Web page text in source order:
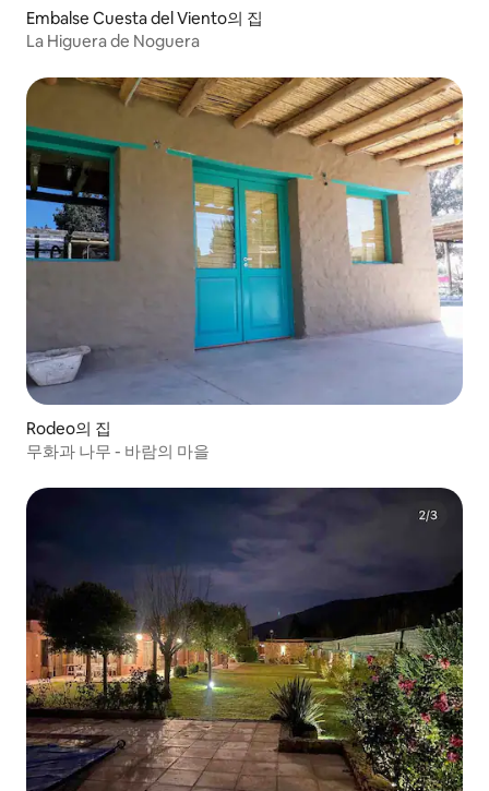
Embalse Cuesta del Viento의 집
La Higuera de Noguera
Rodeo의 집
무화과 나무 - 바람의 마을